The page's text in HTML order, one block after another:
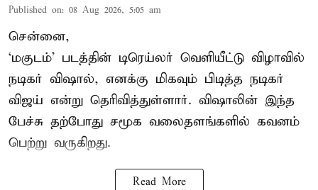
Published on: 08 Aug 2026, 5:05 am
சென்னை,
‘மகுடம்’ படத்தின் டிரெய்லர் வெளியீட்டு விழாவில்
நடிகர் விஷால், எனக்கு மிகவும் பிடித்த நடிகர்
விஜய் என்று தெரிவித்துள்ளார். விஷாலின் இந்த
பேச்சு தற்போது சமூக வலைதளங்களில் கவனம்
பெற்று வருகிறது.
Read More